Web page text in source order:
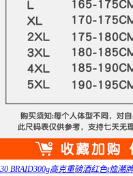
30 BRAID300g高克重磅酒红色t恤